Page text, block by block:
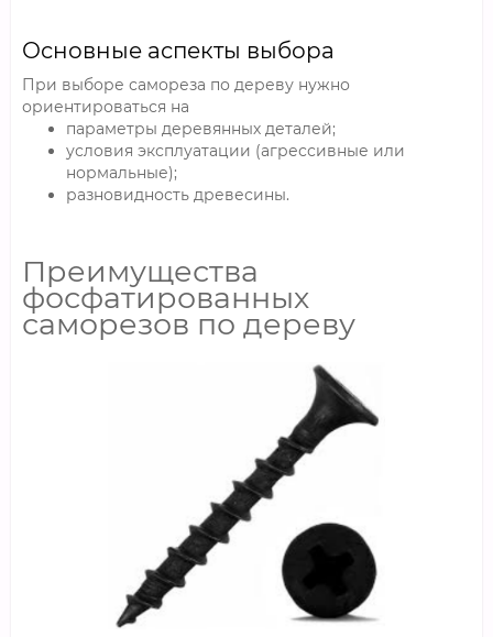
Основные аспекты выбора
При выборе самореза по дереву нужно
ориентироваться на
параметры деревянных деталей;
условия эксплуатации (агрессивные или
нормальные);
разновидность древесины.
Преимущества
фосфатированных
саморезов по дереву